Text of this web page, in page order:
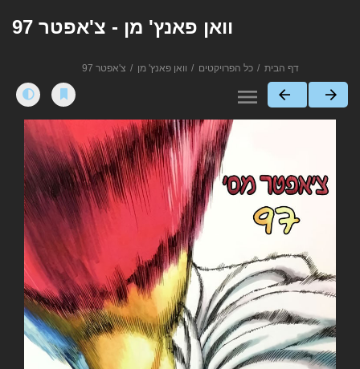
וואן פאנץ' מן - צ'אפטר 97
דף הבית כל הפרויקטים וואן פאנץ' מן צ'אפטר 97